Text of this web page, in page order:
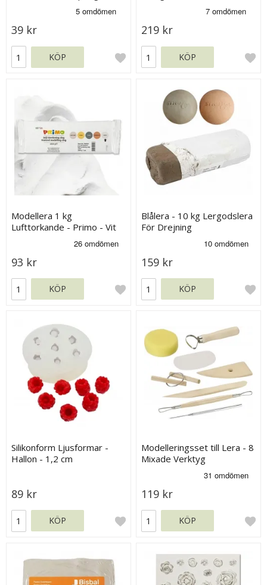
39 kr
KÖP
219 kr
KÖP
Modellera 1 kg
Lufttorkande - Primo - Vit
93 kr
KÖP
Blålera - 10 kg Lergodslera
För Drejning
159 kr
KÖP
Silikonform Ljusformar -
Hallon - 1,2 cm
89 kr
KÖP
Modelleringsset till Lera - 8
Mixade Verktyg
119 kr
KÖP